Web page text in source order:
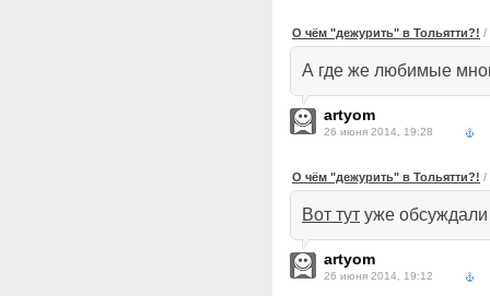
О чём "дежурить" в Тольятти?! /
А где же любимые
artyom
26 июня 2014, 19:28
О чём "дежурить" в Тольятти?! /
Вот тут уже
artyom
26 июня 2014, 19:12